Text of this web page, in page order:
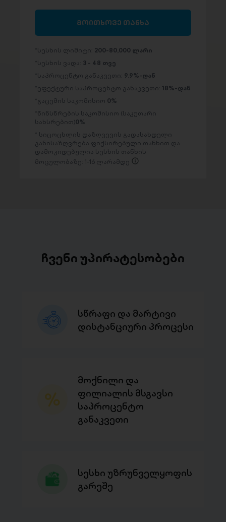
მოითხოვე თანხა
სესხის ლიმიტი: 200-80,000 ლარი
სესხის ვადა: 3 - 48 თვე
საპროცენტო განაკვეთი: 9.9%-დან
ეფექტური საპროცენტო განაკვეთი: 18%-დან
გაცემის საკომისიო 0%
წინსწრების საკომისიო (საკუთარი
სახსრებით)0%
სიცოცხლის დაზღვევის გადასახდელი
განისაზღვრება ფიქსირებული თანხით და
დამოკიდებულია სესხის თანხის
მოცულობაზე: 1-16 ლარამდე
ჩვენი უპირატესობები
სწრაფი და მარტივი
დისტანციური პროცესი
მოქნილი და
ფილიალის მსგავსი
საპროცენტო
განაკვეთი
სესხი უზრუნველყოფის
გარეშე